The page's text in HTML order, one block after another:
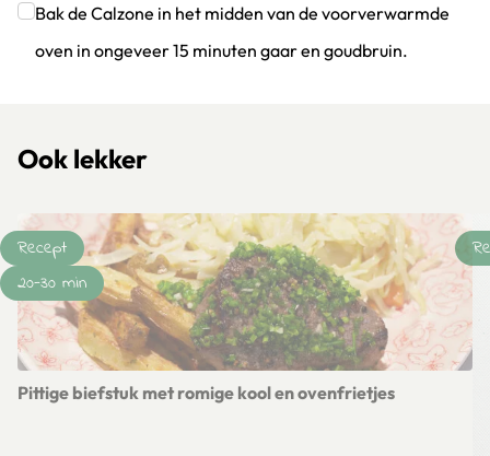
Klik om dit selectievakje aan te vinken
Bak de Calzone in het midden van de voorverwarmde
oven in ongeveer 15 minuten gaar en goudbruin.
Ook lekker
Pittige biefstuk met romige kool en ovenfrietjes
Recept
20-30 min